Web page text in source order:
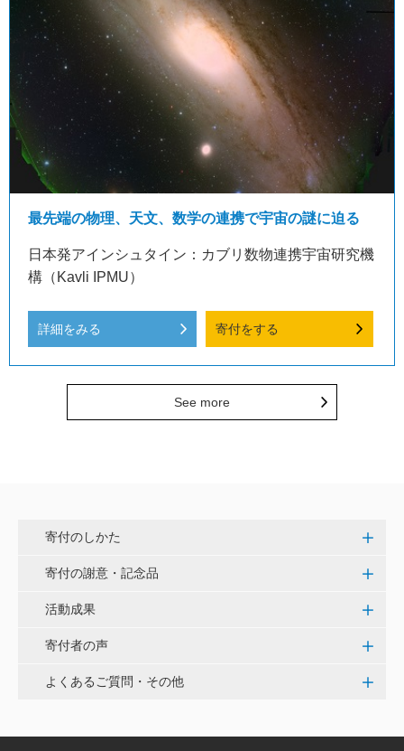
最先端の物理、天文、数学の連携で宇宙の謎に迫る
日本発アインシュタイン：カブリ数物連携宇宙研究機
構（Kavli IPMU）
詳細をみる 寄付をする
See more
寄付のしかた
寄付の謝意・記念品
活動成果
寄付者の声
よくあるご質問・その他